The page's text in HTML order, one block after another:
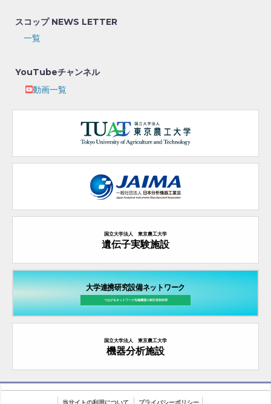
スコップ NEWS LETTER
一覧
YouTubeチャンネル
動画一覧
国立大学法人 東京農工大学
遺伝子実験施設
大学連携研究設備ネットワーク
つながるネットワーク先端機器の 相互有効利用
国立大学法人 東京農工大学
機器分析施設
当サイトの利用について プライバシーポリシー